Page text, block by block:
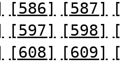
[586] [587]
[597] [598]
[608] [609]